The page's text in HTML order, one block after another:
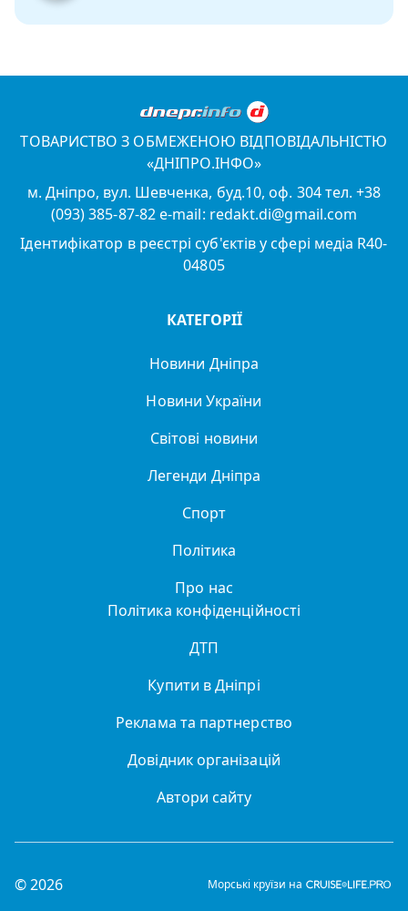
ТОВАРИСТВО З ОБМЕЖЕНОЮ ВІДПОВІДАЛЬНІСТЮ
«ДНІПРО.ІНФО»
м. Дніпро, вул. Шевченка, буд.10, оф. 304 тел. +38
(093) 385-87-82 e-mail: redakt.di@gmail.com
Ідентифікатор в реєстрі суб'єктів у сфері медіа R40-
04805
КАТЕГОРІЇ
Новини Дніпра
Новини України
Світові новини
Легенди Дніпра
Спорт
Політика
Про нас
Політика конфіденційності
ДТП
Купити в Дніпрі
Реклама та партнерство
Довідник організацій
Автори сайту
© 2026 Морські круїзи на